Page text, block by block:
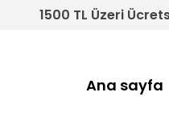
1500 TL Üzeri
Ana sayfa